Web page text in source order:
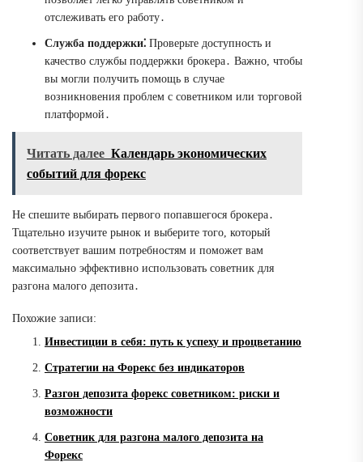
отслеживать его работу․
Служба поддержки⁚ Проверьте доступность и
качество службы поддержки брокера․ Важно, чтобы
вы могли получить помощь в случае
возникновения проблем с советником или торговой
платформой․
Читать далее Календарь экономических
событий для форекс
Не спешите выбирать первого попавшегося брокера․
Тщательно изучите рынок и выберите того, который
соответствует вашим потребностям и поможет вам
максимально эффективно использовать советник для
разгона малого депозита․
Похожие записи:
Инвестиции в себя: путь к успеху и процветанию
Стратегии на Форекс без индикаторов
Разгон депозита форекс советником: риски и
возможности
Советник для разгона малого депозита на
Форекс